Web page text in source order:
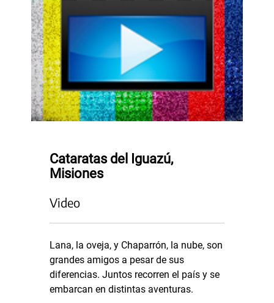
Cataratas del Iguazú,
Misiones
Video
Lana, la oveja, y Chaparrón, la nube, son
grandes amigos a pesar de sus
diferencias. Juntos recorren el país y se
embarcan en distintas aventuras.